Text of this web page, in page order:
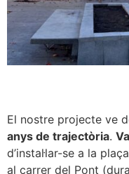
El nostre projecte ve
anys de trajectòria.
d’instal·lar-se a la
al carrer del Pont